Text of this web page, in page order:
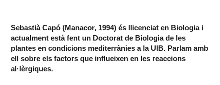
Sebastià Capó (Manacor, 1994) és llicenciat en Biologia i
actualment està fent un Doctorat de Biologia de les
plantes en condicions mediterrànies a la UIB. Parlam amb
ell sobre els factors que influeixen en les reaccions
al·lèrgiques.